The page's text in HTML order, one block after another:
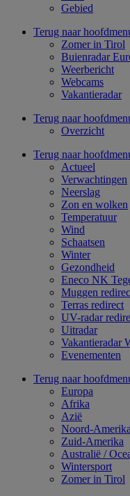
Gebied
Terug naar
Zomer in Tirol
Buienradar
Weerbericht
Webcams
Vakantieradar
Terug naar
Overzicht
Terug naar
Actueel
Verwachtingen
Neerslag
Zon en wolken
Temperatuur
Wind
Schaatsen
Winter
Gezondheid
Eneco NK
Muggen
Terras redirect
UV-radar
Uitradar
Vakantieradar
Evenementen
Terug naar
Europa
Afrika
Azië
Noord-Amerika
Zuid-Amerika
Australië /
Wintersport
Zomer in Tirol